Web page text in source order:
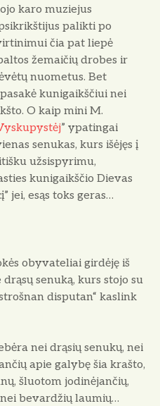
karo muziejus
palikti po
čia pat liepė
žemaičių drobes ir
nuometus. Bet
kunigaikščiui nei
O kaip mini M.
” ypatingai
senukas, kurs išėjęs į
už­sispyrimu,
kunigaikščio Dievas
jei, esąs toks geras…
obyvateliai girdėję iš
senuką, kurs stojo su
disputan“ kaslink
nei drąsių senukų, nei
apie galybę šia krašto,
šluotom jodinėjančių,
bevardžių laumių…